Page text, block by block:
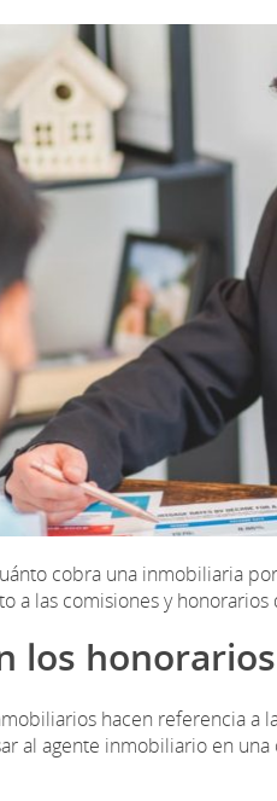
cobra una inmobiliaria
a las comisiones y
los
hacen referencia
al agente inmobiliario en